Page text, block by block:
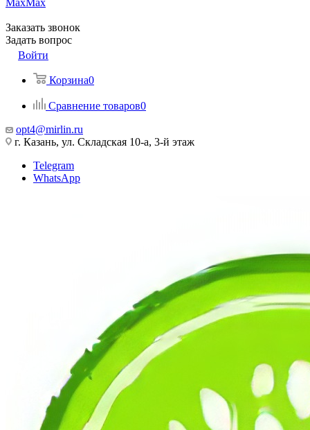
MaxMax
Заказать звонок
Задать вопрос
Войти
Корзина0
Сравнение товаров0
opt4@mirlin.ru
г. Казань, ул. Складская 10-а, 3-й этаж
Telegram
WhatsApp